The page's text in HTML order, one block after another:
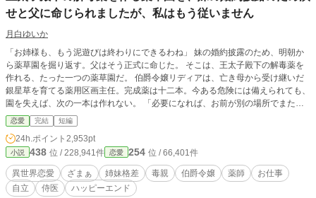
冷静な判断力で悪縁を断ち切り、本当に自分を評価してくれる辺境伯に選ばれ
せと父に命じられましたが、私はもう従いません
月白ゆいか
「お姉様も、もう泥遊びは終わりにできるわね」 妹の婚約披露のため、明朝か
ら薬草園を掘り返す。父はそう正式に命じた。 そこは、王太子殿下の解毒薬を
作れる、たった一つの薬草園だ。 伯爵令嬢リディアは、亡き母から受け継いだ
銀星草を育てる薬用区画主任。完成薬は十二本。今ある危険には備えられても、
園を失えば、次の一本は作れない。 「必要になれば、お前が別の場所でまた育
てればよい」 「だって、それがお姉様の仕事ですもの」 壊すのは自分たち。直
すのは姉。父と妹は、当然のようにそう考えていた。 けれど、もう埋め合わせ
るつもりはない。 リディアは完成薬十二本を施療院へ移し、種と挿し穂を避難
させ、夜明け前に始まった掘り返しを、薬用区画主任の権限で正面から止める。
「ここは母が作った園です。そして今は、未来の患者の園です。どちらも、あな
たの披露の飾りにはしない」 黒く変色した根を前に、王太子殿下が現場へ立っ
た。妹の言葉は、書記官の手でそのまま記録される。 父は総監の職を失い、妹
恋愛 完結 短編
24h.ポイント 2,953pt
小説 438 位 / 228,941件 恋愛 254 位 / 66,401件
異世界恋愛 ざまぁ 姉妹格差 毒親 伯爵令嬢 薬師
お仕事
自立
侍医 ハッピーエンド